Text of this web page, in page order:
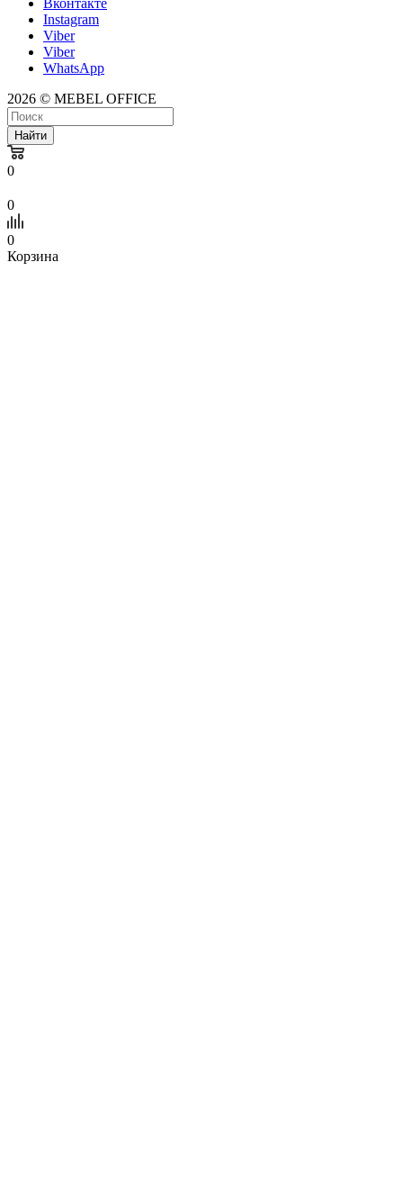
Instagram
Viber
Viber
WhatsApp
2026 © MEBEL OFFICE
Найти
0
0
0
Корзина